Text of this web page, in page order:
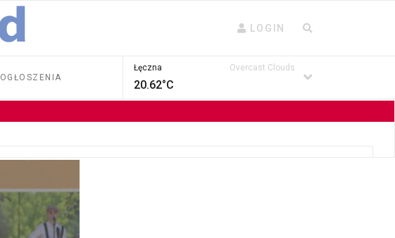
LOGIN
OGŁOSZENIA
Łęczna
20.62°C
Overcast Clouds